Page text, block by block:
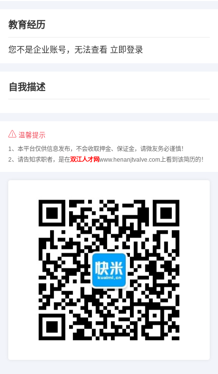
教育经历
您不是企业账号，无法查看 立即登录
自我描述
温馨提示
1、本平台仅供信息发布，不会收取押金、保证金，请微友务必谨慎！
2、请告知求职者，是在双江人才网www.henanjtvalve.com上看到该简历的！